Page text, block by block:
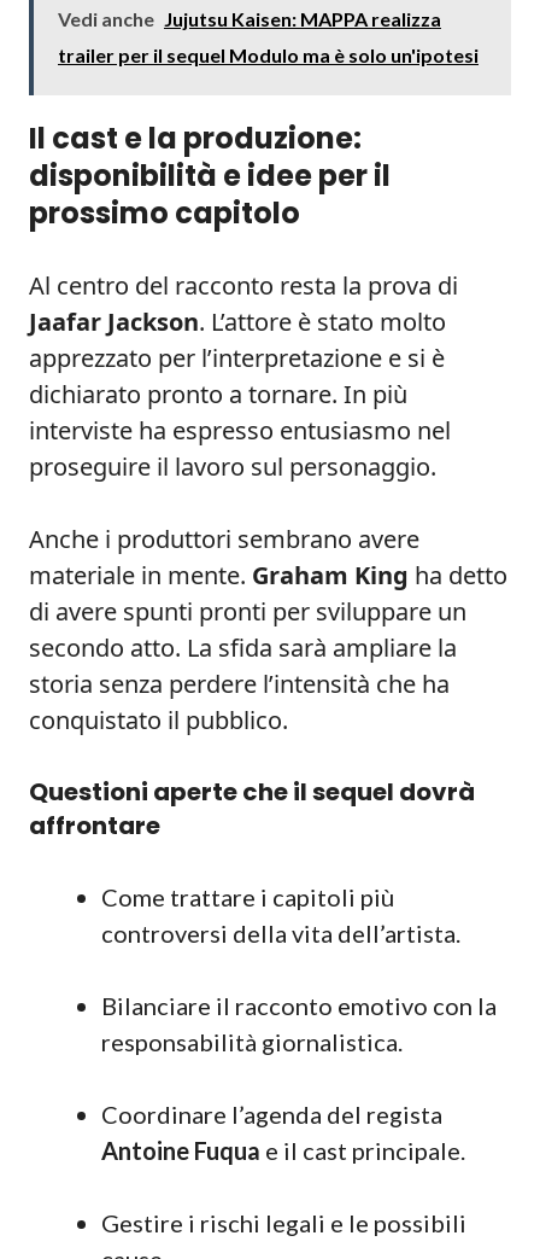
Vedi anche Jujutsu Kaisen: MAPPA realizza
trailer per il sequel Modulo ma è solo un'ipotesi
Il cast e la produzione:
disponibilità e idee per il
prossimo capitolo
Al centro del racconto resta la prova di
Jaafar Jackson. L’attore è stato molto
apprezzato per l’interpretazione e si è
dichiarato pronto a tornare. In più
interviste ha espresso entusiasmo nel
proseguire il lavoro sul personaggio.
Anche i produttori sembrano avere
materiale in mente. Graham King ha detto
di avere spunti pronti per sviluppare un
secondo atto. La sfida sarà ampliare la
storia senza perdere l’intensità che ha
conquistato il pubblico.
Questioni aperte che il sequel dovrà
affrontare
Come trattare i capitoli più
controversi della vita dell’artista.
Bilanciare il racconto emotivo con la
responsabilità giornalistica.
Coordinare l’agenda del regista
Antoine Fuqua e il cast principale.
Gestire i rischi legali e le possibili